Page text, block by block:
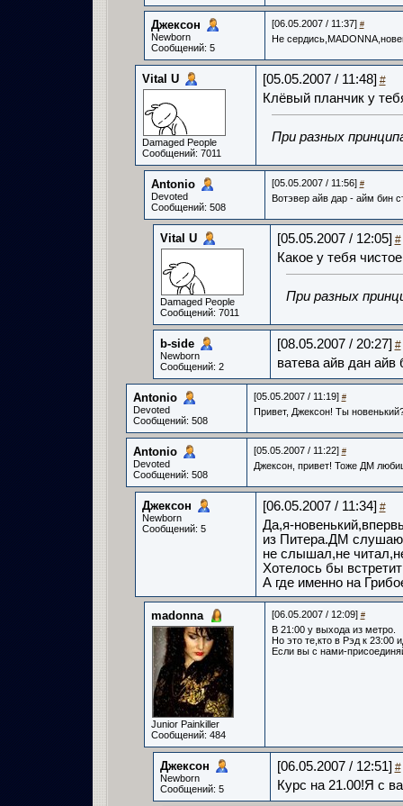
Джексон­
Newborn
Сообщений: 5
[06.05.2007 / 11:37] #
Не
Vital U
Damaged People
Сообщений: 7011
[05.05.2007 / 11:48] #
Клёвый планчик у
При разных
Antonio­
Devoted
Сообщений: 508
[05.05.2007 / 11:56] #
Вотэвер айв дар - айм бин
Vital U
Damaged People
Сообщений: 7011
[05.05.2007 / 12:05] #
Какое у тебя
При разных
b-side­
Newborn
Сообщений: 2
[08.05.2007 / 20:27] #
ватева айв дан айв
Antonio­
Devoted
Сообщений: 508
[05.05.2007 / 11:19] #
Привет, Джексон! Ты
Antonio­
Devoted
Сообщений: 508
[05.05.2007 / 11:22] #
Джексон, привет! Тоже ДМ
Джексон­
Newborn
Сообщений: 5
[06.05.2007 / 11:34] #
Да,я-
из Питера.ДМ слушаю
не слышал,не
Хотелось бы
А где именно на
madonna
Junior Painkiller
Сообщений: 484
[06.05.2007 / 12:09] #
В 21:00 у выхода из метро.
Но это те,кто в Рэд к 23:00
Если вы с нами-
Джексон­
Newborn
Сообщений: 5
[06.05.2007 / 12:51] #
Курс на 21.00!Я с